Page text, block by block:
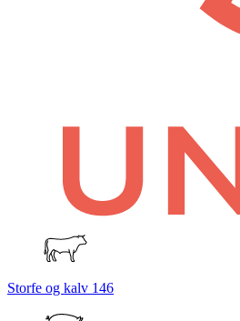
Storfe og kalv 146